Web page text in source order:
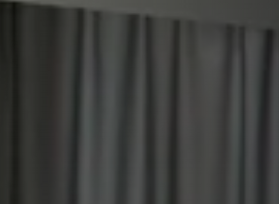
PLAATSKLARE SCHOUWEN EN ACCESSOIRES